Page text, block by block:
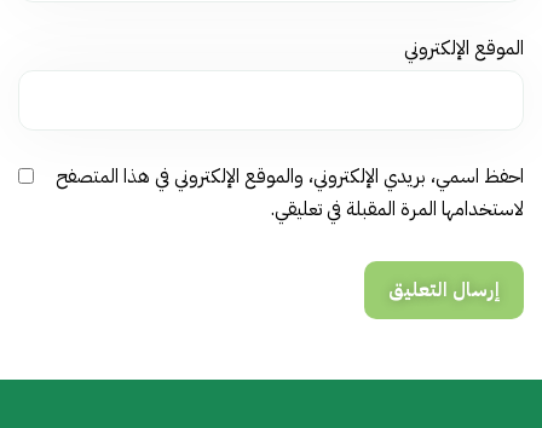
الموقع الإلكتروني
احفظ اسمي، بريدي الإلكتروني، والموقع الإلكتروني في هذا المتصفح
لاستخدامها المرة المقبلة في تعليقي.